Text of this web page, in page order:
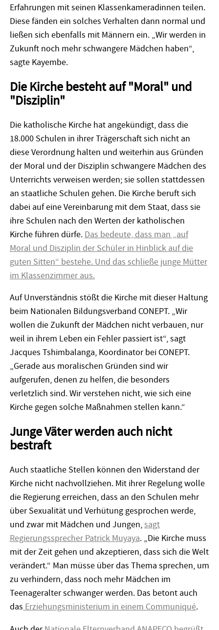
Erfahrungen mit seinen Klassenkameradinnen teilen.
Diese fänden ein solches Verhalten dann normal und
ließen sich ebenfalls mit Männern ein. „Wir werden in
Zukunft noch mehr schwangere Mädchen haben“,
sagte Kayembe.
Die Kirche besteht auf "Moral" und
"Disziplin"
Die katholische Kirche hat angekündigt, dass die
18.000 Schulen in ihrer Trägerschaft sich nicht an
diese Verordnung halten und weiterhin aus Gründen
der Moral und der Disziplin schwangere Mädchen des
Unterrichts verweisen werden; sie sollen stattdessen
an staatliche Schulen gehen. Die Kirche beruft sich
dabei auf eine Vereinbarung mit dem Staat, dass sie
ihre Schulen nach den Werten der katholischen
Kirche führen dürfe. Das bedeute, dass man „auf
Moral und Disziplin der Schüler in Hinblick auf die
guten Sitten“ bestehe. Und das schließe junge Mütter
im Klassenzimmer aus.
Auf Unverständnis stößt die Kirche mit dieser Haltung
beim Nationalen Bildungsverband CONEPT. „Wir
wollen die Zukunft der Mädchen nicht verbauen, nur
weil in ihrem Leben ein Fehler passiert ist“, sagt
Jacques Tshimbalanga, Koordinator bei CONEPT.
„Gerade aus moralischen Gründen sind wir
aufgerufen, denen zu helfen, die besonders
verletzlich sind. Wir verstehen nicht, wie sich eine
Kirche gegen solche Maßnahmen stellen kann.“
Junge Väter werden auch nicht
bestraft
Auch staatliche Stellen können den Widerstand der
Kirche nicht nachvollziehen. Mit ihrer Regelung wolle
die Regierung erreichen, dass an den Schulen mehr
über Sexualität und Verhütung gesprochen werde,
und zwar mit Mädchen und Jungen,sagt
Regierungssprecher Patrick Muyaya. „Die Kirche muss
mit der Zeit gehen und akzeptieren, dass sich die Welt
verändert.“ Man müsse über das Thema sprechen, um
zu verhindern, dass noch mehr Mädchen im
Teenageralter schwanger werden. Das betont auch
das Erziehungsministerium in einem Communiqué.